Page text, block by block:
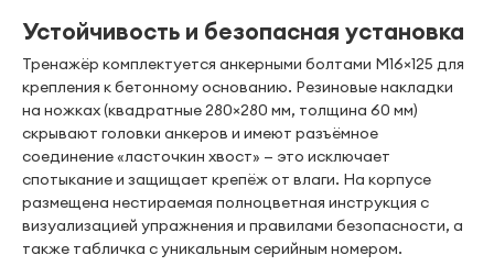
Устойчивость и безопасная установка
Тренажёр комплектуется анкерными болтами М16×125 для
крепления к бетонному основанию. Резиновые накладки
на ножках (квадратные 280×280 мм, толщина 60 мм)
скрывают головки анкеров и имеют разъёмное
соединение «ласточкин хвост» — это исключает
спотыкание и защищает крепёж от влаги. На корпусе
размещена нестираемая полноцветная инструкция с
визуализацией упражнения и правилами безопасности, а
также табличка с уникальным серийным номером.